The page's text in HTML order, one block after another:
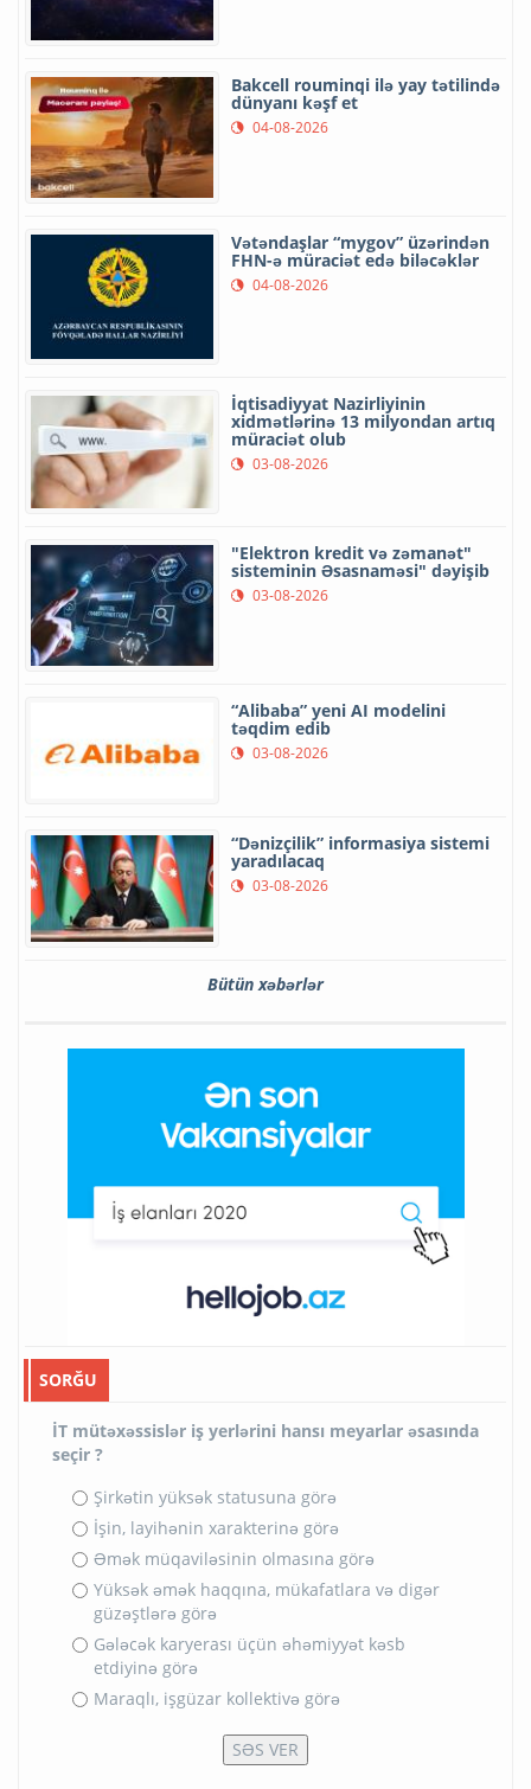
Bakcell rouminqi ilə yay tətilində
dünyanı kəşf et
04-08-2026
Vətəndaşlar “mygov” üzərindən
FHN-ə müraciət edə biləcəklər
04-08-2026
İqtisadiyyat Nazirliyinin
xidmətlərinə 13 milyondan artıq
müraciət olub
03-08-2026
"Elektron kredit və zəmanət"
sisteminin Əsasnaməsi" dəyişib
03-08-2026
“Alibaba” yeni AI modelini
təqdim edib
03-08-2026
“Dənizçilik” informasiya sistemi
yaradılacaq
03-08-2026
Bütün xəbərlər
SORĞU
İT mütəxəssislər iş yerlərini hansı meyarlar əsasında
seçir ?
Şirkətin yüksək statusuna görə
İşin, layihənin xarakterinə görə
Əmək müqaviləsinin olmasına görə
Yüksək əmək haqqına, mükafatlara və digər
güzəştlərə görə
Gələcək karyerası üçün əhəmiyyət kəsb
etdiyinə görə
Maraqlı, işgüzar kollektivə görə